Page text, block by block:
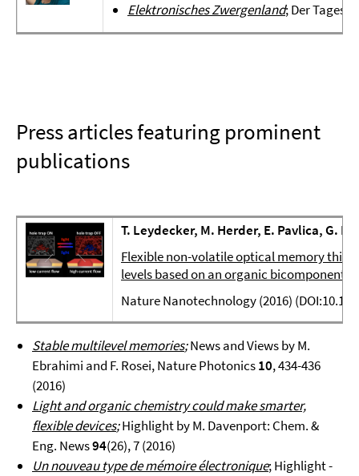
Elektronisches Zwergenland; Der
Press articles featuring prominent
publications
T. Leydecker, M. Herder, E. Pavlica, G.
Flexible non-volatile optical memory
levels based on an organic bicomponent
Nature Nanotechnology (2016)
Stable multilevel memories;News and Views by M.
Ebrahimi and F. Rosei, Nature Photonics10, 434-436
(2016)
Light and organic chemistry could make smarter,
flexible devices;Highlight by M. Davenport: Chem. &
Eng. News94(26), 7 (2016)
Un nouveau type de mémoire électronique; Highlight -